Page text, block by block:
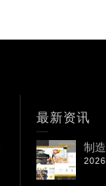
最新资讯
制